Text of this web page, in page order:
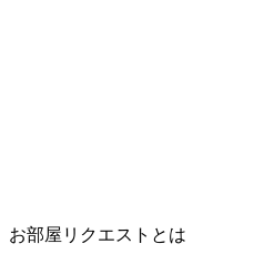
お部屋リクエストとは